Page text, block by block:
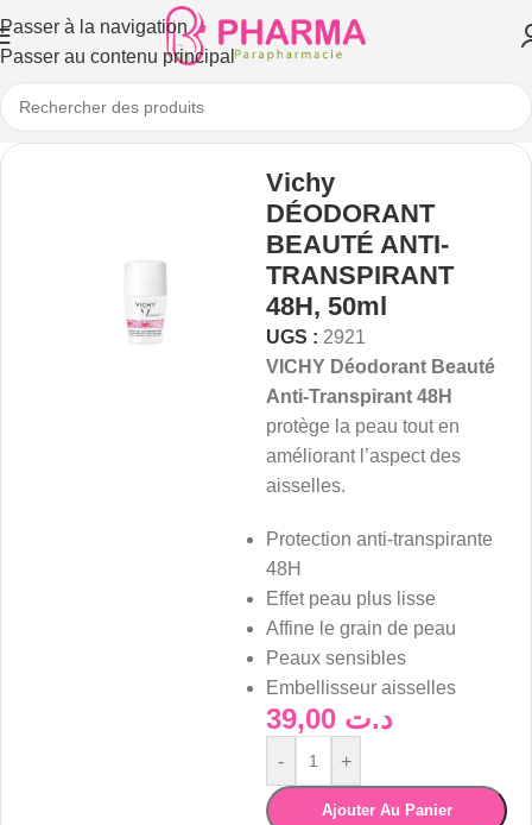
Passer à la navigation
Passer au contenu principal
Vichy
DÉODORANT
BEAUTÉ ANTI-
TRANSPIRANT
48H, 50ml
UGS : 2921
VICHY Déodorant Beauté
Anti-Transpirant 48H
protège la peau tout en
améliorant l’aspect des
aisselles.
Protection anti-transpirante
48H
Effet peau plus lisse
Affine le grain de peau
Peaux sensibles
Embellisseur aisselles
د.ت
- +
Ajouter Au Panier